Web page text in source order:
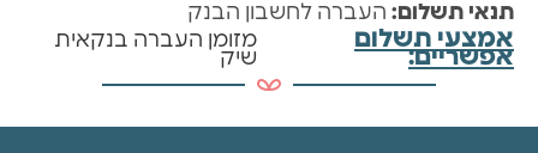
תנאי תשלום: העברה לחשבון הבנק
אמצעי תשלום
אפשריים:
מזומן העברה בנקאית
שיק